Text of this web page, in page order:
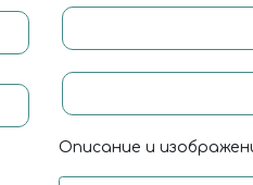
Описание и